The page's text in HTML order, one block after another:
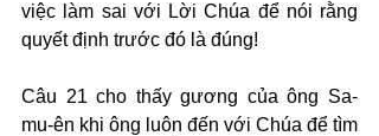
việc làm sai với Lời Chúa để nói rằng
quyết định trước đó là đúng!
Câu 21 cho thấy gương của ông Sa-
mu-ên khi ông luôn đến với Chúa để tìm